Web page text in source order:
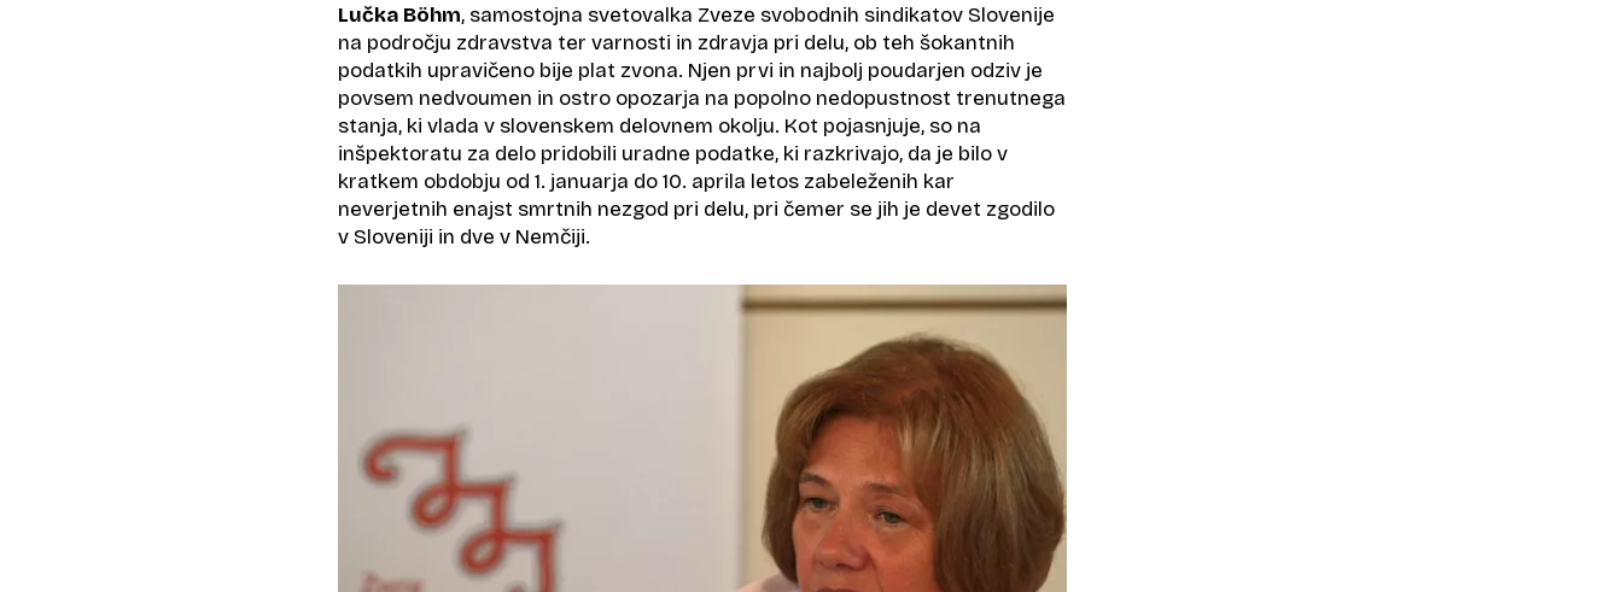
Lučka Böhm, samostojna svetovalka Zveze svobodnih sindikatov Slovenije
na področju zdravstva ter varnosti in zdravja pri delu, ob teh šokantnih
podatkih upravičeno bije plat zvona. Njen prvi in najbolj poudarjen odziv je
povsem nedvoumen in ostro opozarja na popolno nedopustnost trenutnega
stanja, ki vlada v slovenskem delovnem okolju. Kot pojasnjuje, so na
inšpektoratu za delo pridobili uradne podatke, ki razkrivajo, da je bilo v
kratkem obdobju od 1. januarja do 10. aprila letos zabeleženih kar
neverjetnih enajst smrtnih nezgod pri delu, pri čemer se jih je devet zgodilo
v Sloveniji in dve v Nemčiji.